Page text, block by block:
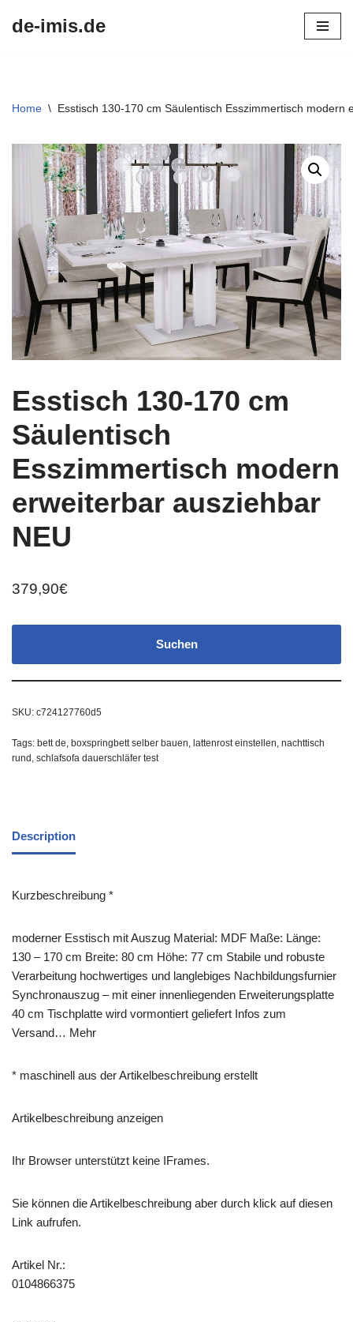
de-imis.de
Home \ Esstisch 130-170 cm Säulentisch Esszimmertisch modern
Esstisch 130-170 cm
Säulentisch
Esszimmertisch modern
erweiterbar ausziehbar
NEU
379,90€
Suchen
SKU: c724127760d5
Tags: bett de, boxspringbett selber bauen, lattenrost einstellen, nachttisch
rund , schlafsofa dauerschläfer test
Description
Kurzbeschreibung *
moderner Esstisch mit Auszug Material: MDF Maße: Länge:
130 – 170 cm Breite: 80 cm Höhe: 77 cm Stabile und robuste
Verarbeitung hochwertiges und langlebiges Nachbildungsfurnier
Synchronauszug – mit einer innenliegenden Erweiterungsplatte
40 cm Tischplatte wird vormontiert geliefert Infos zum
Versand… Mehr
* maschinell aus der Artikelbeschreibung erstellt
Artikelbeschreibung anzeigen
Ihr Browser unterstützt keine IFrames.
Sie können die Artikelbeschreibung aber durch klick auf diesen
Link aufrufen.
Artikel Nr.:
0104866375